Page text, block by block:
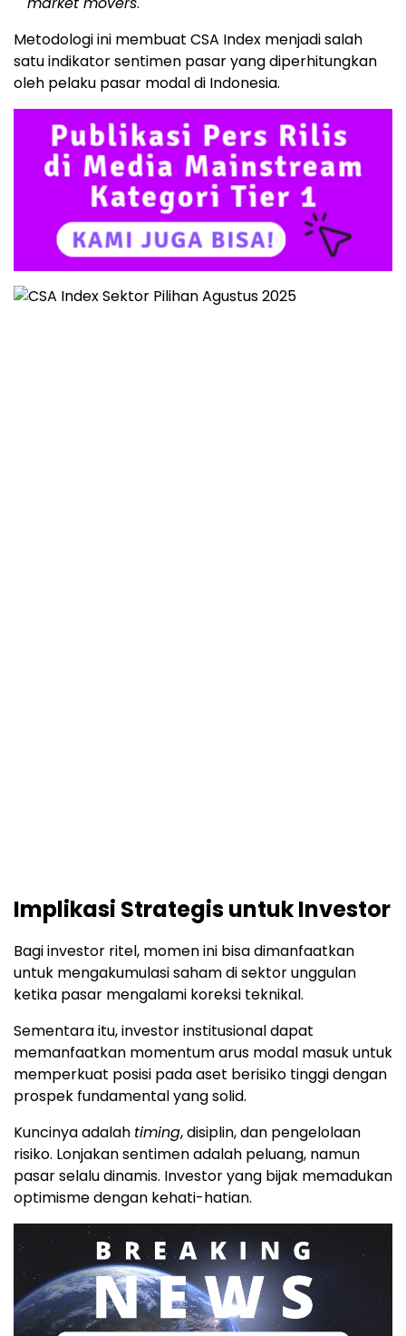
Metodologi ini membuat CSA Index menjadi salah
satu indikator sentimen pasar yang diperhitungkan
oleh pelaku pasar modal di Indonesia.
Implikasi Strategis untuk Investor
Bagi investor ritel, momen ini bisa dimanfaatkan
untuk mengakumulasi saham di sektor unggulan
ketika pasar mengalami koreksi teknikal.
Sementara itu, investor institusional dapat
memanfaatkan momentum arus modal masuk untuk
memperkuat posisi pada aset berisiko tinggi dengan
prospek fundamental yang solid.
Kuncinya adalah timing, disiplin, dan pengelolaan
risiko. Lonjakan sentimen adalah peluang, namun
pasar selalu dinamis. Investor yang bijak memadukan
optimisme dengan kehati-hatian.